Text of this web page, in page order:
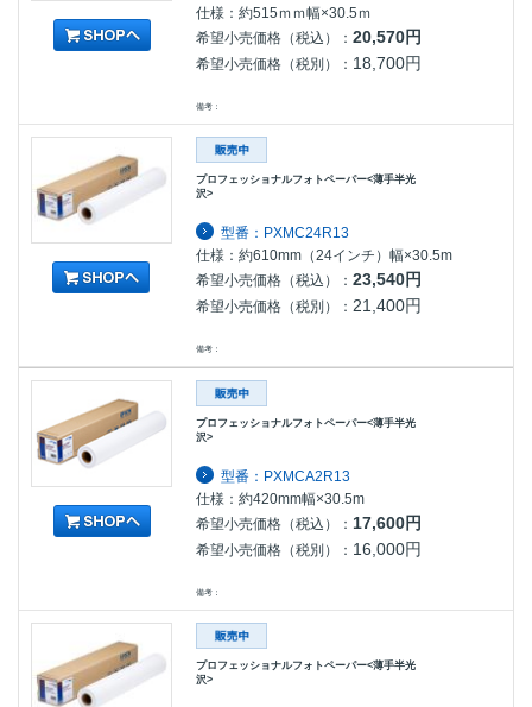
仕様：約515ｍｍ幅×30.5ｍ
希望小売価格（税込）：20,570円
希望小売価格（税別）： 18,700円
備考：
プロフェッショナルフォトペーパー<薄手半光
沢>
型番：PXMC24R13
仕様：約610mm（24インチ）幅×30.5m
希望小売価格（税込）： 23,540円
希望小売価格（税別）： 21,400円
備考：
プロフェッショナルフォトペーパー<薄手半光
沢>
型番：PXMCA2R13
仕様：約420mm幅×30.5m
希望小売価格（税込）： 17,600円
希望小売価格（税別）： 16,000円
備考：
プロフェッショナルフォトペーパー<薄手半光
沢>